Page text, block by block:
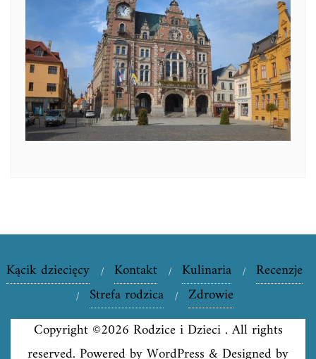
Kącik dziecięcy Kontakt Kulinaria
Recenzje
Strefa rodzica
Zdrowie
Copyright ©2026 Rodzice i Dzieci . All rights
reserved. Powered byWordPress & Designed by